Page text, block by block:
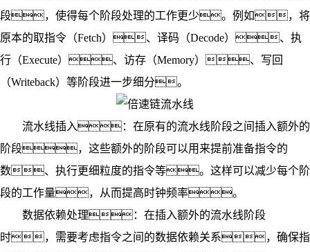
段，使得每个阶段处理的工作更少。例如，将
原本的取指令（Fetch）、译码（Decode）、执
行（Execute）、访存（Memory）、写回
（Writeback）等阶段进一步细分。
流水线插入：在原有的流水线阶段之间插入额外的
阶段，这些额外的阶段可以用来提前准备指令的
数、执行更细粒度的指令等。这样可以减少每个阶
段的工作量，从而提高时钟频率。
数据依赖处理：在插入额外的流水线阶段
时，需要考虑指令之间的数据依赖关系，确保指